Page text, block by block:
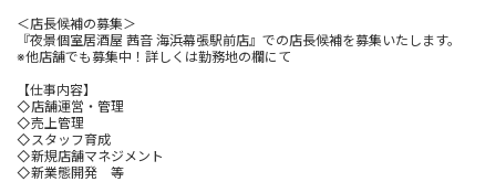
＜店長候補の募集＞
『夜景個室居酒屋 茜音 海浜幕張駅前店』での店長候補を募集いたします。
※他店舗でも募集中！詳しくは勤務地の欄にて
【仕事内容】
◇店舗運営・管理
◇売上管理
◇スタッフ育成
◇新規店舗マネジメント
◇新業態開発 等